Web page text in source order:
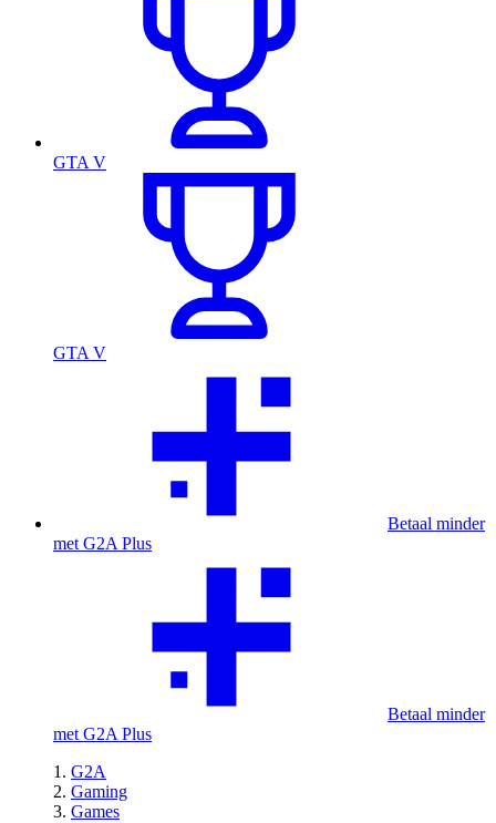
GTA V
GTA V
Betaal minder
met G2A Plus
Betaal minder
met G2A Plus
G2A
Gaming
Games